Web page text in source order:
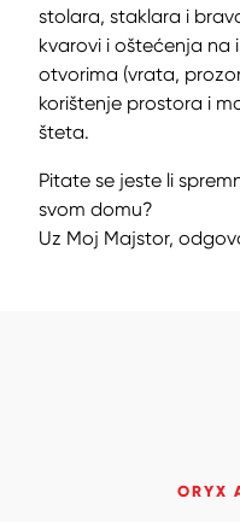
stolara, staklara i
kvarovi i oštećenja na
otvorima (vrata,
korištenje prostora i
šteta.
Pitate se jeste li
svom domu?
Uz Moj Majstor,
ORYX